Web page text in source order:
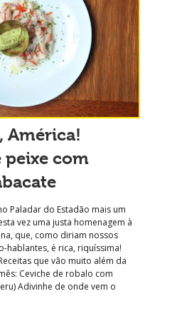
América!
peixe com
Paladar do Estadão mais um
vez uma justa homenagem à
que, como diriam nossos
hablantes, é rica, riquíssima!
que vão muito além da
Ceviche de robalo com
Adivinhe de onde vem o